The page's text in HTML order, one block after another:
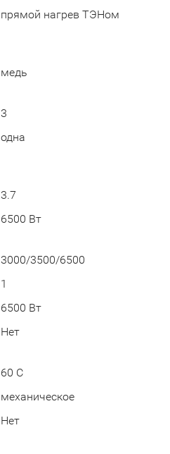
прямой нагрев ТЭНом
медь
3
одна
3.7
6500 Вт
3000/3500/6500
1
6500 Вт
Нет
60 С
механическое
Нет